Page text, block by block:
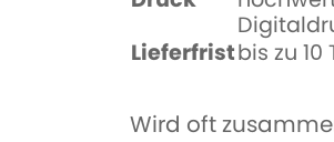
Lieferfristbis zu 10
Wird oft